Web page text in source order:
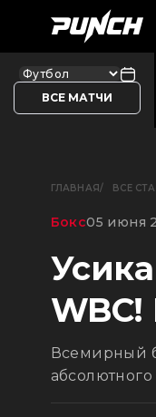
ВСЕ МАТЧИ
ГЛАВНАЯ ВСЕ
Бокс05 июня
Всемирный